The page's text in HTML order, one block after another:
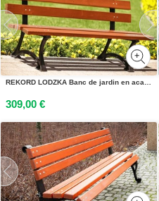
REKORD LODZKA Banc de jardin en acajou 170 x 59 x 73 cm Banc de parc robuste en métal et bois avec dossier, banc dextérieur résistant aux intempéries
309,00 €